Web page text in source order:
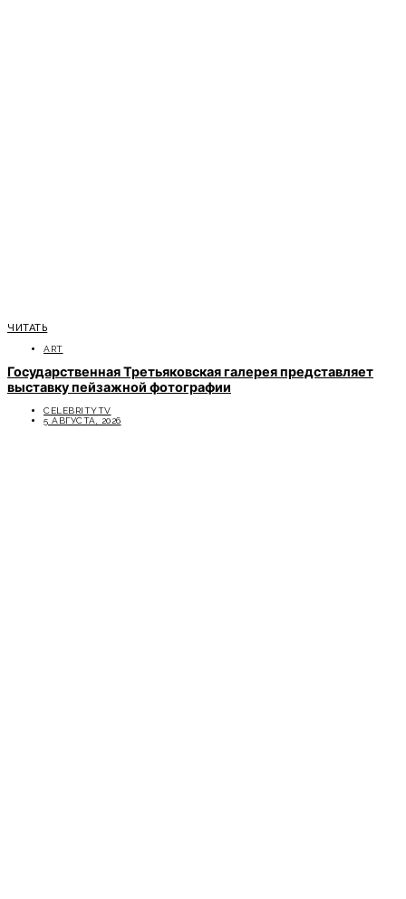
ЧИТАТЬ
ART
Государственная Третьяковская галерея представляет
выставку пейзажной фотографии
CELEBRITYTV
5 АВГУСТА, 2026